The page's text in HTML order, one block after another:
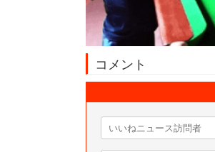
コメント